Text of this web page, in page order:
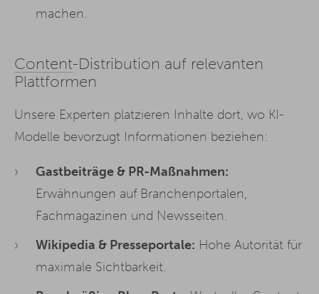
machen.
Content-Distribution auf relevanten
Plattformen
Unsere Experten platzieren Inhalte dort, wo KI-
Modelle bevorzugt Informationen beziehen:
Gastbeiträge & PR-Maßnahmen:
Erwähnungen auf Branchenportalen,
Fachmagazinen und Newsseiten.
Wikipedia & Presseportale: Hohe Autorität für
maximale Sichtbarkeit.